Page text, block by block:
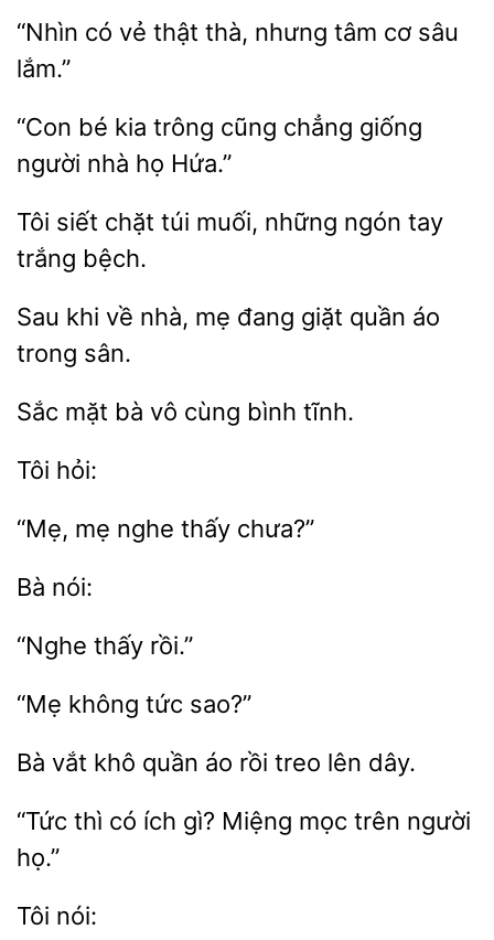
có vẻ thật thà, nhưng
sâu
lắm.”
“Con bé kia trông
chẳng
người nhà họ
Tôi siết chặt
muối, những ngón
bệch.
khi về
mẹ đang giặt quần áo
trong
Sắc mặt bình tĩnh.
“Mẹ, thấy
sao?”
khô quần áo treo lên dây.
“Tức thì có
Miệng mọc trên
họ.”